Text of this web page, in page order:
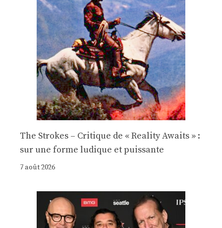
The Strokes – Critique de « Reality Awaits » :
sur une forme ludique et puissante
7 août 2026